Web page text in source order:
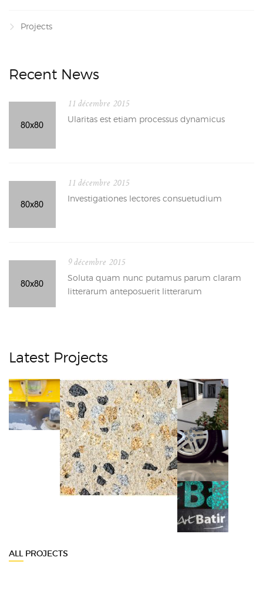
Projects
Recent News
11 décembre 2015
Ularitas est etiam processus dynamicus
11 décembre 2015
Investigationes lectores consuetudium
9 décembre 2015
Soluta quam nunc putamus parum claram
litterarum anteposuerit litterarum
Latest Projects
ALL PROJECTS